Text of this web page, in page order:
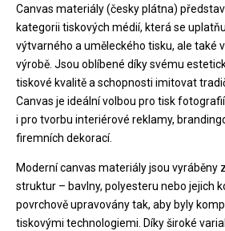
Canvas materiály (česky plátna)
kategorii tiskových médií, která se
výtvarného a uměleckého tisku, ale také
výrobě. Jsou oblíbené díky svému
tiskové kvalitě a schopnosti imitovat
Canvas je ideální volbou pro tisk
i pro tvorbu interiérové reklamy,
firemních dekorací.
Moderní canvas materiály jsou vyráběny
struktur – bavlny, polyesteru nebo jejich
povrchově upravovány tak, aby byly
tiskovými technologiemi. Díky široké